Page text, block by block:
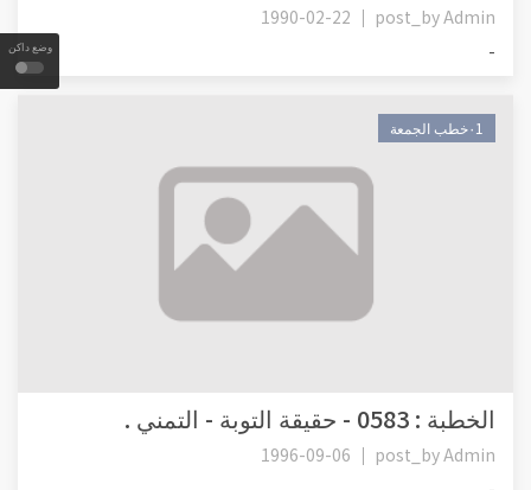
وضع داكن
post_byAdmin
1990-02-22
-
٠1خطب الجمعة
الخطبة : 0583 - حقيقة التوبة - التمني .
post_byAdmin
1996-09-06